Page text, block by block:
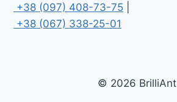
+38 (097) 408-73-75
+38 (067) 338-25-01
© 2026 BrilliAnt